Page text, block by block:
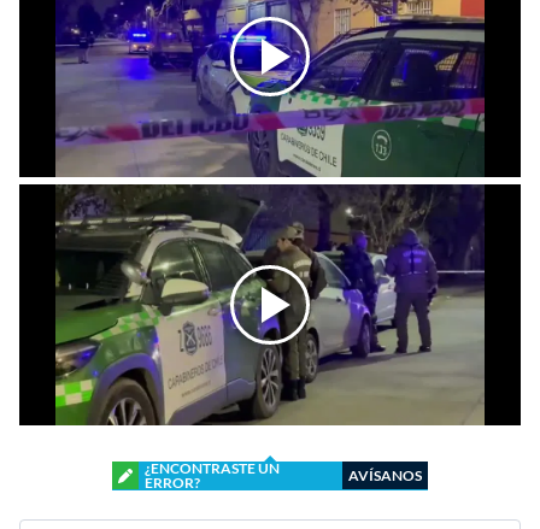
¿ENCONTRASTE UN
ERROR?
AVÍSANOS